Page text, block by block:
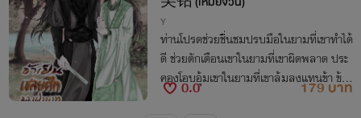
Y
ท่านโปรดช่วยชื่นชมปรบมือในยามที่เขาทำได้
ดี ช่วยตักเตือนเขาในยามที่เขาผิดพลาด ประ
คองโอบอุ้มเขาในยามที่เขาล้มลงแทนข้า ข้าไ
ม่สามารถทรยศต่อแผ่นดินและข้าไม่สามารถ
0.0 179 บาท